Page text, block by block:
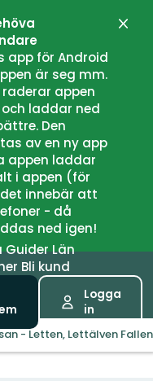
app för Android
är seg mm.
appen
laddar ned
Den
av en ny app
appen laddar
i appen (för
innebär att
- då
ned igen!
GuiderLän
Bli kund
Logga
in
- Letten, Lettälven